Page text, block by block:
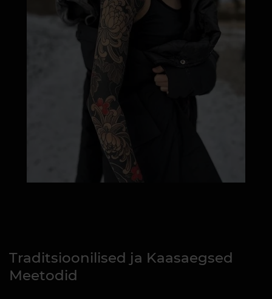
Traditsioonilised ja Kaasaegsed
Meetodid